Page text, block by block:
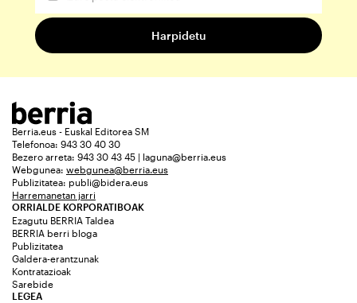
Berria.eus - Euskal Editorea SM
Telefonoa: 943 30 40 30
Bezero arreta: 943 30 43 45 | laguna@berria.eus
Webgunea: webgunea@berria.eus
Publizitatea: publi@bidera.eus
Harremanetan jarri
ORRIALDE KORPORATIBOAK
Ezagutu BERRIA Taldea
BERRIA berri bloga
Publizitatea
Galdera-erantzunak
Kontratazioak
Sarebide
LEGEA